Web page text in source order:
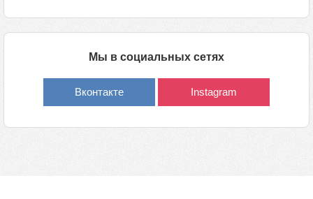
Мы в социальных сетях
Вконтакте Instagram